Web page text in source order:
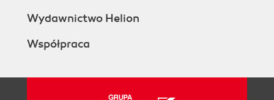
Wydawnictwo Helion
Współpraca